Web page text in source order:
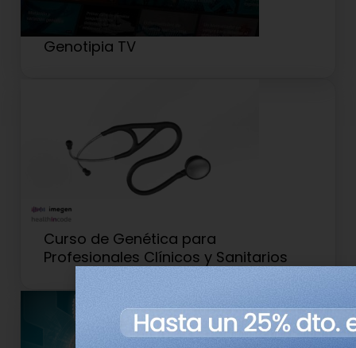
Genotipia TV
Curso de Genética para
Profesionales Clínicos y Sanitarios